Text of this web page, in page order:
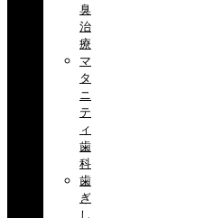
臭
治
療
マ
タ
ニ
テ
ィ
歯
科
歯
ぎ
し